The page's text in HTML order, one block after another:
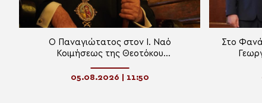
Ο Παναγιώτατος στον Ι. Ναό
Κοιμήσεως της Θεοτόκου
Βοσπόρου
05.08.2026 | 11:50
Στο